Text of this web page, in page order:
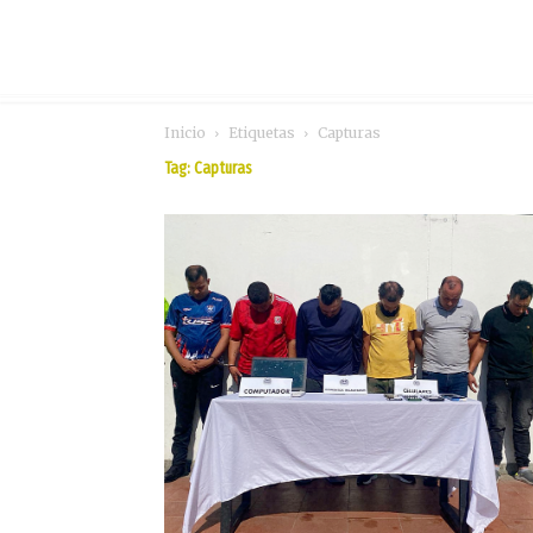
Inicio Etiquetas Capturas
Tag: Capturas